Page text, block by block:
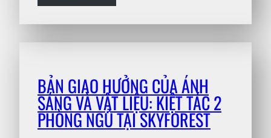
BẢN GIAO HƯỞNG CỦA ÁNH
SÁNG VÀ VẬT LIỆU: KIỆT TÁC 2
PHÒNG NGỦ TẠI SKYFOREST